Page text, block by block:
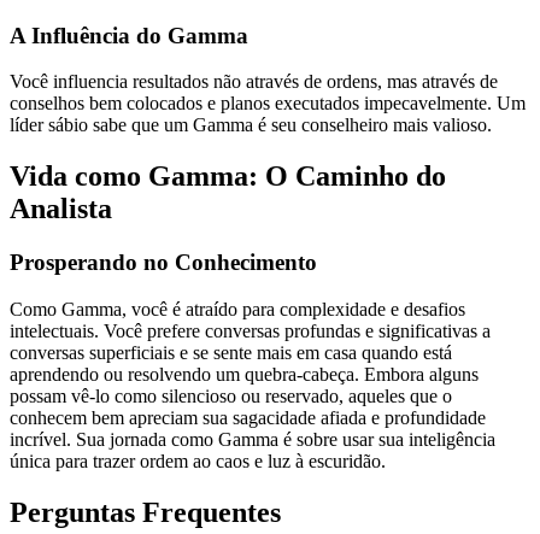
A Influência do Gamma
Você influencia resultados não através de ordens, mas através de
conselhos bem colocados e planos executados impecavelmente. Um
líder sábio sabe que um Gamma é seu conselheiro mais valioso.
Vida como Gamma: O Caminho do
Analista
Prosperando no Conhecimento
Como Gamma, você é atraído para complexidade e desafios
intelectuais. Você prefere conversas profundas e significativas a
conversas superficiais e se sente mais em casa quando está
aprendendo ou resolvendo um quebra-cabeça. Embora alguns
possam vê-lo como silencioso ou reservado, aqueles que o
conhecem bem apreciam sua sagacidade afiada e profundidade
incrível. Sua jornada como Gamma é sobre usar sua inteligência
única para trazer ordem ao caos e luz à escuridão.
Perguntas Frequentes